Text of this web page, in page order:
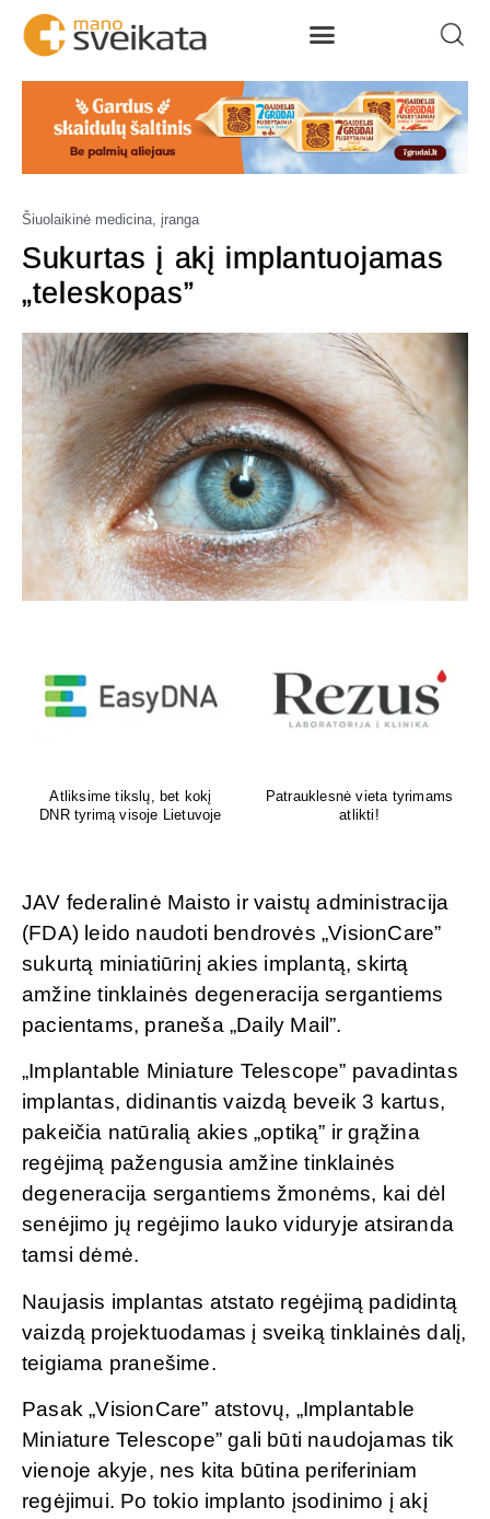
Šiuolaikinė medicina, įranga
Sukurtas į akį implantuojamas
„teleskopas”
Venų ligų diagnostika,
lazerinis ir chirurginis
Psichoterapeutas
M.G.Maksimalietis
JAV federalinė Maisto ir vaistų administracija
(FDA) leido naudoti bendrovės „VisionCare”
sukurtą miniatiūrinį akies implantą, skirtą
amžine tinklainės degeneracija sergantiems
pacientams, praneša „Daily Mail”.
„Implantable Miniature Telescope” pavadintas
implantas, didinantis vaizdą beveik 3 kartus,
pakeičia natūralią akies „optiką” ir grąžina
regėjimą pažengusia amžine tinklainės
degeneracija sergantiems žmonėms, kai dėl
senėjimo jų regėjimo lauko viduryje atsiranda
tamsi dėmė.
Naujasis implantas atstato regėjimą padidintą
vaizdą projektuodamas į sveiką tinklainės dalį,
teigiama pranešime.
Pasak „VisionCare” atstovų, „Implantable
Miniature Telescope” gali būti naudojamas tik
vienoje akyje, nes kita būtina periferiniam
regėjimui. Po tokio implanto įsodinimo į akį